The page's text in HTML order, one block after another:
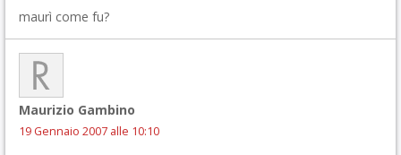
maurì come fu?
Maurizio Gambino
19 Gennaio 2007 alle 10:10